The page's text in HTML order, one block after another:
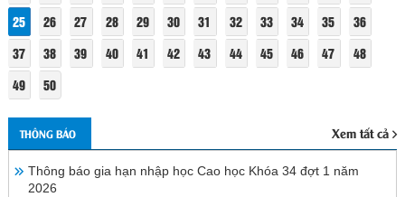
25
26 27 28 29 30 31 32 33 34 35
36
37
38 39 40 41 42 43 44 45 46 47
48
49
50
THÔNG BÁO Xem tất cả
Thông báo gia hạn nhập học Cao học Khóa 34 đợt 1 năm
2026